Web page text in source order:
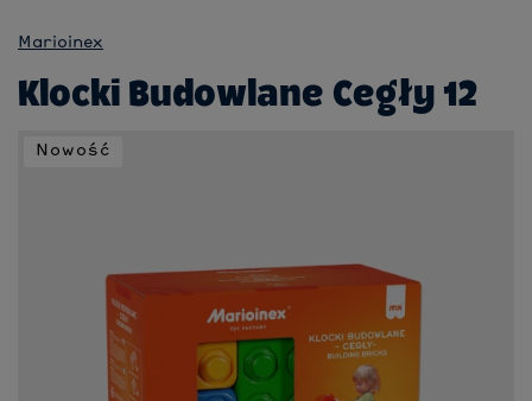
Marioinex
Klocki Budowlane Cegły 12
Nowość